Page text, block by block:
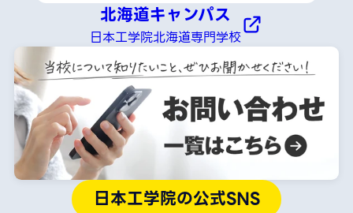
北海道キャンパス
日本工学院北海道専門学校
日本工学院の公式SNS